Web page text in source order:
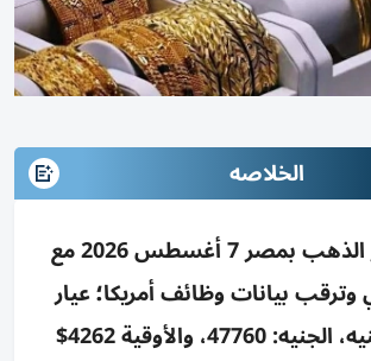
الخلاصه
ارتفاع أسعار الذهب بمصر 7 أغسطس 2026 مع
بيانات وظائف أمريكا؛ عيار